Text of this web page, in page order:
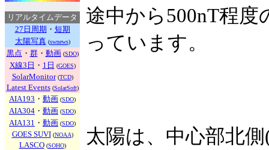
リアルタイムデータ
27日周期 ・ 短期
太陽写真(swnews)
黒点 ・ 群・ 動画 (SDO)
X線3日 ・ 1日 (GOES)
SolarMonitor(TCD)
Latest Events(SolarSoft)
AIA193 ・ 動画 (SDO)
AIA304 ・ 動画 (SDO)
AIA131 ・ 動画 (SDO)
GOES SUVI (NOAA)
LASCO(SOHO)
途中から500nT程
っています。
太陽は、中心部北